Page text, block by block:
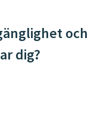
)
och
dig?